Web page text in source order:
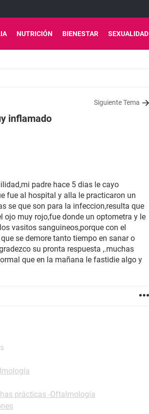
NUTRICIÓN BIENESTAR SEXUALIDAD
Siguiente Tema
inflamado
padre hace 5 dias le cayo
fue al hospital y alla le practicaron un
se que son para la infeccion,resulta que
ojo muy rojo,fue donde un optometra y le
vasitos sanguineos,porque con el
se demore tanto tiempo en sanar o
su pronta respuesta ,.muchas
que en la mañana le fastidie algo y
prácticas -Oftalmología